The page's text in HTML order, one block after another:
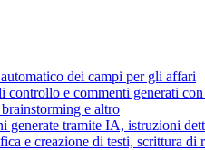
dei campi per gli affari
e commenti generati
e altro
generate tramite IA, istruzioni
e creazione di testi, scrittura di